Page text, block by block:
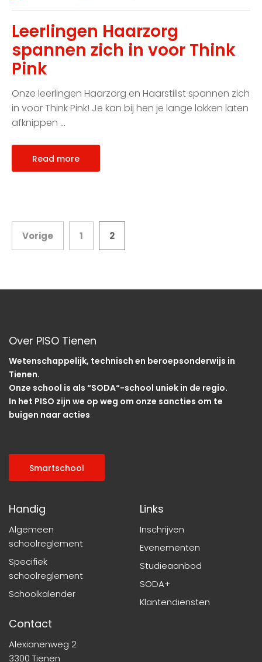
Leerlingen Haarzorg
spannen zich in voor Think
Pink
Onze leerlingen Haarzorg en Haarstilist spannen zich
in voor Think Pink! Je kan bij hen je lange lokken laten
afknippen …
Read more
Berichten
Vorige 1 2
Over PISO Tienen
Wetenschappelijk, technisch en beroepsonderwijs in
Tienen.
Onze school is als “SODA“-school uniek in de regio.
In het PISO zijn we op weg om onze sancties om te
buigen naar acties
Smartschool
Handig
Algemeen
schoolreglement
Specifiek
schoolreglement
Schoolkalender
Links
Inschrijven
Evenementen
Studieaanbod
SODA+
Klantendiensten
Contact
Alexianenweg 2
3300 Tienen